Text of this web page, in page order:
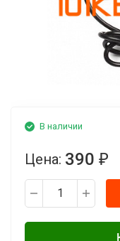
В наличии
Цена: 390 ₽